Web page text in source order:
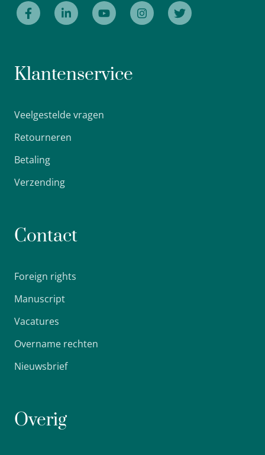
Klantenservice
Veelgestelde vragen
Retourneren
Betaling
Verzending
Contact
Foreign rights
Manuscript
Vacatures
Overname rechten
Nieuwsbrief
Overig